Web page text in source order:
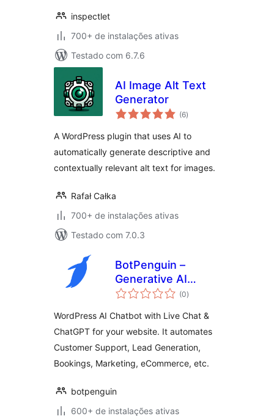
inspectlet
700+ de instalações ativas
Testado com 6.7.6
AI Image Alt Text
Generator
(6total
de
)
A WordPress plugin that uses AI to
automatically generate descriptive and
contextually relevant alt text for images.
Rafał Całka
700+ de instalações ativas
Testado com 7.0.3
BotPenguin –
Generative AI
Chatbot with Live
(0total
de
)
WordPress AI Chatbot with Live Chat &
ChatGPT for your website. It automates
Customer Support, Lead Generation,
Bookings, Marketing, eCommerce, etc.
botpenguin
600+ de instalações ativas